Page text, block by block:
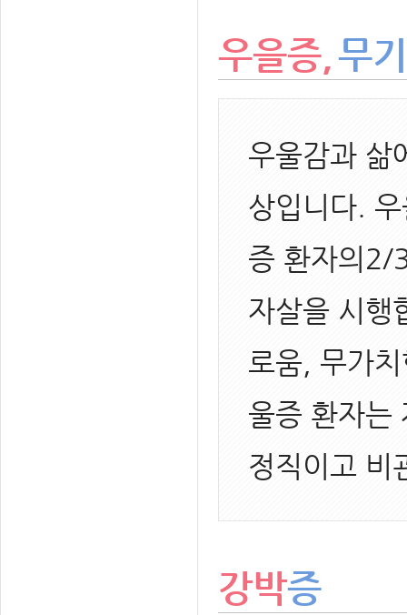
우을증, 무
우울감과 삶
상입니다.
증 환자의2/
자살을 시행
로움, 무가
울증 환자는
정직이고 비
강박증